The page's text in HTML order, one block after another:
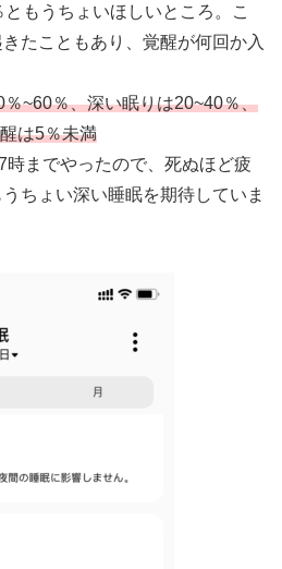
ともうちょいほしいところ。こ
たこともあり、覚醒が何回か入
~60％、深い眠りは20~40％、
は5％未満
時までやったので、死ぬほど疲
ちょい深い睡眠を期待していま